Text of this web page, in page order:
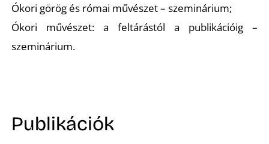
Ókori görög és római művészet – szeminárium;
Ókori művészet: a feltárástól a publikációig –
szeminárium.
Publikációk